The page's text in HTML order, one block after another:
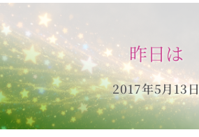
HOME
お知らせ
ご予約について
昨日は
2017年5月13日